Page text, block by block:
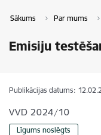
Sākums Par mums
Emisiju
Publikācijas datums:
VVD 2024/10
Līgums noslēgts